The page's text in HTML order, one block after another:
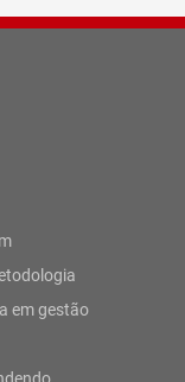
em gestão